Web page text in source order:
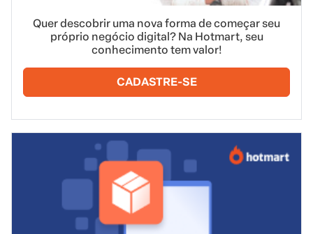
Quer descobrir uma nova forma de começar seu
próprio negócio digital? Na Hotmart, seu
conhecimento tem valor!
CADASTRE-SE